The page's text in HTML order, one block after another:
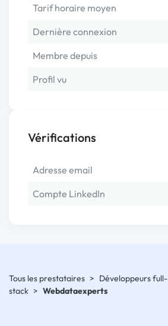
Tarif horaire moyen
Dernière connexion
Membre depuis
Profil vu
Vérifications
Adresse email
Compte LinkedIn
Tous les prestataires > Développeurs full-
stack > Webdataexperts